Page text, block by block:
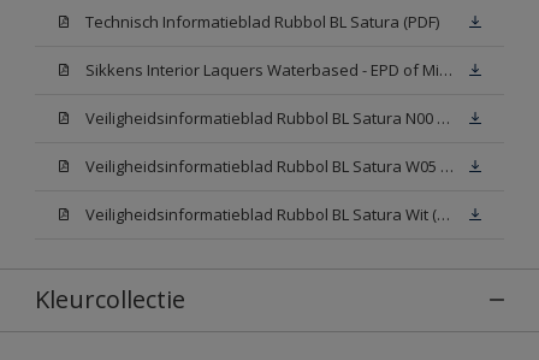
Technisch Informatieblad Rubbol BL Satura (PDF)
Sikkens Interior Laquers Waterbased - EPD of Milieuproductverklaring
Veiligheidsinformatieblad Rubbol BL Satura N00 (MSDS)
Veiligheidsinformatieblad Rubbol BL Satura W05 (MSDS)
Veiligheidsinformatieblad Rubbol BL Satura Wit (MSDS)
Kleurcollectie